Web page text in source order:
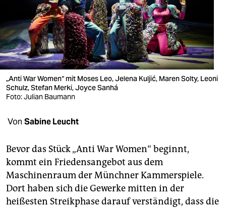
wahrheit
verlag
verlag
veranstaltungen
shop
fragen & hilfe
abo
genossenschaft
epaper login
„Anti War Women“ mit Moses Leo, Jelena Kuljić, Maren Solty, Leoni
Schulz, Stefan Merki, Joyce Sanhá
Foto: Julian Baumann
Von Sabine Leucht
Bevor das Stück „Anti War Women“ beginnt,
kommt ein Friedensangebot aus dem
Maschinenraum der Münchner Kammerspiele.
Dort haben sich die Gewerke mitten in der
heißesten Streikphase darauf verständigt, dass die